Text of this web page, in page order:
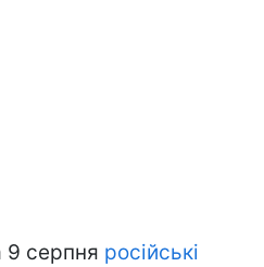
9 серпня російські